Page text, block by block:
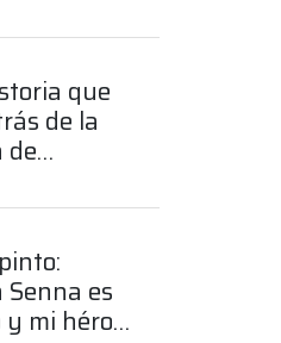
de
que
de la
de
43
es
mi héroe